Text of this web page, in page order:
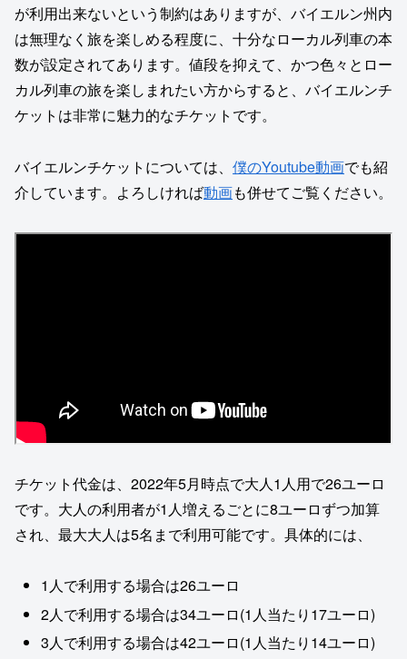
が利用出来ないという制約はありますが、バイエルン州内
は無理なく旅を楽しめる程度に、十分なローカル列車の本
数が設定されてあります。値段を抑えて、かつ色々とロー
カル列車の旅を楽しまれたい方からすると、バイエルンチ
ケットは非常に魅力的なチケットです。
バイエルンチケットについては、 僕のYoutube動画でも紹
介しています。よろしければ動画も併せてご覧ください。
チケット代金は、2022年5月時点で大人1人用で26ユーロ
です。大人の利用者が1人増えるごとに8ユーロずつ加算
され、最大大人は5名まで利用可能です。具体的には、
1人で利用する場合は26ユーロ
2人で利用する場合は34ユーロ(1人当たり17ユーロ)
3人で利用する場合は42ユーロ(1人当たり14ユーロ)